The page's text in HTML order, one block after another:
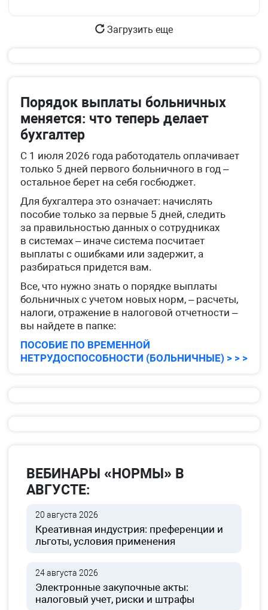
Загрузить еще
Порядок выплаты больничных
меняется: что теперь делает
бухгалтер
С 1 июля 2026 года работодатель оплачивает
только 5 дней первого больничного в год –
остальное берет на себя госбюджет.
Для бухгалтера это означает: начислять
пособие только за первые 5 дней, следить
за правильностью данных о сотрудниках
в системах – иначе система посчитает
выплаты с ошибками или задержит, а
разбираться придется вам.
Все, что нужно знать о порядке выплаты
больничных с учетом новых норм, – расчеты,
налоги, отражение в налоговой отчетности –
вы найдете в папке:
ПОСОБИЕ ПО ВРЕМЕННОЙ
НЕТРУДОСПОСОБНОСТИ (БОЛЬНИЧНЫЕ) > > >
ВЕБИНАРЫ «НОРМЫ» В
АВГУСТЕ:
20 августа 2026
Креативная индустрия: преференции и
льготы, условия применения
24 августа 2026
Электронные закупочные акты:
налоговый учет, риски и штрафы